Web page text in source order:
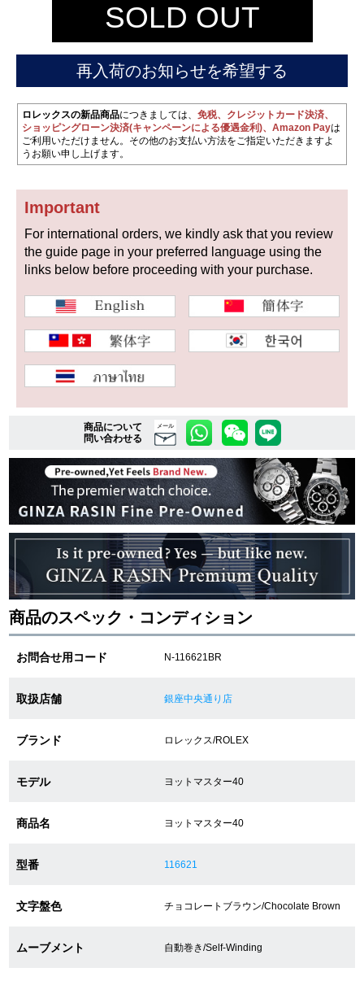
ヴァシュロン
コンスタンタン
チューダー パネライ
新品
中古品 アンティーク品
複数条件で商品を絞り込む
詳細検索はこちら
ご利用ガイド
GINZA RASINのプレミアムクオリティについて
送料・お支払方法
ショッピングローンの流れ
よくある質問
腕時計サイズ調整サービス
店舗受け取りサービス
店舗取り寄せサービス
SOLD OUT
再入荷のお知らせを希望する
ロレックスの新品商品につきましては、 免税、クレジットカード決済、
ショッピングローン決済(キャンペーンによる優遇金利)、Amazon Payは
ご利用いただけません。その他のお支払い方法をご指定いただきますよ
うお願い申し上げます。
Important
For international orders, we kindly ask that you review
the guide page in your preferred language using the
links below before proceeding with your purchase.
商品について
問い合わせる
メール
商品のスペック・コンディション
お問合せ用コード N-116621BR
取扱店舗 銀座中央通り店
ブランド ロレックス/ROLEX
モデル ヨットマスター40
商品名 ヨットマスター40
型番 116621
文字盤色 チョコレートブラウン/Chocolate Brown
ムーブメント 自動巻き/Self-Winding